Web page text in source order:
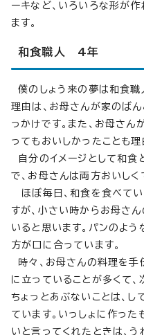
ーキなど、いろいろな形が
ます。
和食職人 4年
僕のしょう来の夢は和食職
理由は、お母さんが家のば
っかけです。また、お母さ
ってもおいしかったことも理
自分のイメージとして和食
で、お母さんは両方おいしく
ほぼ毎日、和食を食べてい
すが、小さい時からお母さ
いると思います。パンのよ
方が口に合っています。
時々、お母さんの料理を手
に立っていることが多くて、
ちょっとあぶないことは、し
ています。いっしょに作っ
いと言ってくれたときは、う